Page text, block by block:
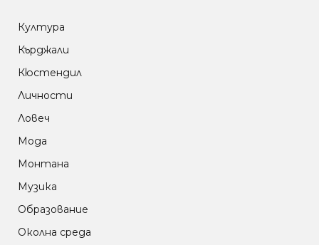
Култура
Кърджали
Кюстендил
Личности
Ловеч
Мода
Монтана
Музика
Образование
Околна среда